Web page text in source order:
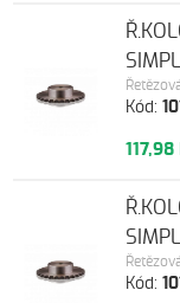
Kód:
117,98
Kód: